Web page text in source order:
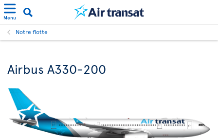
Menu
Notre flotte
Airbus A330-200